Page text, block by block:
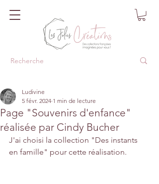
Page "Souvenirs d'enfance"
réalisée par Cindy Bucher
Ludivine
5 févr. 2024 1 min de lecture
J'ai choisi la collection "Des instants
en famille" pour cette réalisation.